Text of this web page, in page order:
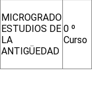
MICROGRADO
ESTUDIOS DE
LA
ANTIGÜEDAD
0 º
Curso